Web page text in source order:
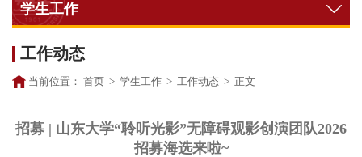
学生工作
工作动态
当前位置： 首页 > 学生工作 > 工作动态 > 正文
招募 | 山东大学“聆听光影”无障碍观影创演团队2026
招募海选来啦~